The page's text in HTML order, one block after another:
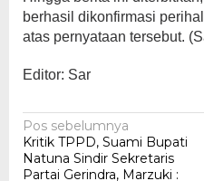
berhasil dikonfirmasi
atas pernyataan tersebut.
Editor: Sar
Navigasi
pos
Pos sebelumnya
Kritik TPPD, Suami Bupati
Natuna Sindir Sekretaris
Partai Gerindra, Marzuki :